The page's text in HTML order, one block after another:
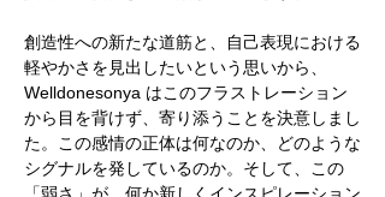
創造性への新たな道筋と、自己表現における
軽やかさを見出したいという思いから、
Welldonesonya はこのフラストレーション
から目を背けず、寄り添うことを決意しまし
た。この感情の正体は何なのか、どのような
シグナルを発しているのか。そして、この